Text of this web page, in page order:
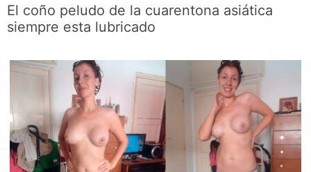
El coño peludo de la cuarentona asiática
siempre esta lubricado